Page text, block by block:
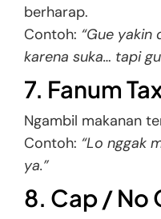
berharap.
Contoh: “Gue yakin
karena suka… tapi
7. Fanum
Ngambil makanan
Contoh: “Lo nggak
ya.”
8. Cap / No